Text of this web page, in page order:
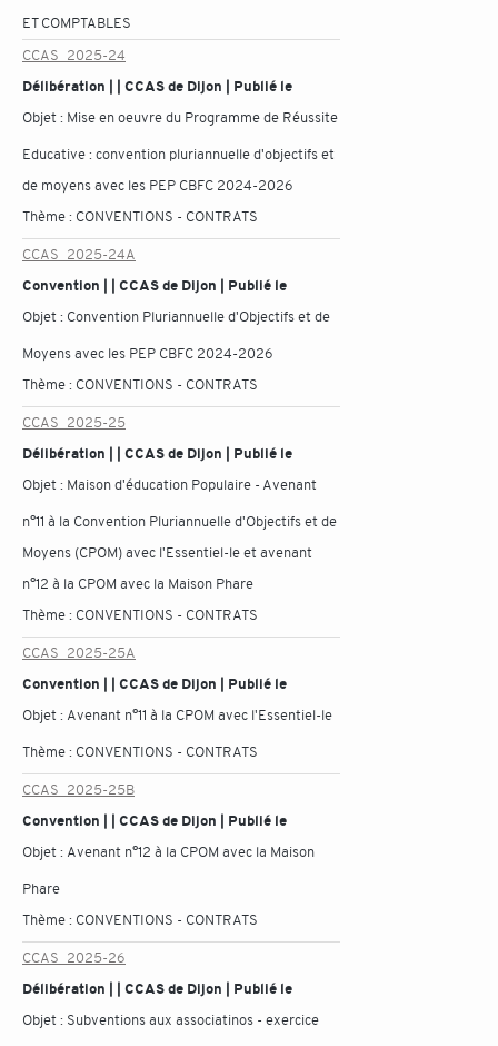
ET COMPTABLES
CCAS_2025-24
Délibération | | CCAS de Dijon | Publié le
Objet : Mise en oeuvre du Programme de Réussite
Educative : convention pluriannuelle d'objectifs et
de moyens avec les PEP CBFC 2024-2026
Thème : CONVENTIONS - CONTRATS
CCAS_2025-24A
Convention | | CCAS de Dijon | Publié le
Objet : Convention Pluriannuelle d'Objectifs et de
Moyens avec les PEP CBFC 2024-2026
Thème : CONVENTIONS - CONTRATS
CCAS_2025-25
Délibération | | CCAS de Dijon | Publié le
Objet : Maison d'éducation Populaire - Avenant
n°11 à la Convention Pluriannuelle d'Objectifs et de
Moyens (CPOM) avec l'Essentiel-le et avenant
n°12 à la CPOM avec la Maison Phare
Thème : CONVENTIONS - CONTRATS
CCAS_2025-25A
Convention | | CCAS de Dijon | Publié le
Objet : Avenant n°11 à la CPOM avec l'Essentiel-le
Thème : CONVENTIONS - CONTRATS
CCAS_2025-25B
Convention | | CCAS de Dijon | Publié le
Objet : Avenant n°12 à la CPOM avec la Maison
Phare
Thème : CONVENTIONS - CONTRATS
CCAS_2025-26
Délibération | | CCAS de Dijon | Publié le
Objet : Subventions aux associatinos - exercice